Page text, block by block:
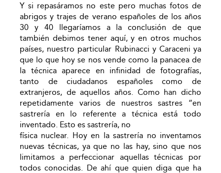
Y si repasáramos no este pero muchas fotos de
abrigos y trajes de verano españoles de los años
30 y 40 llegaríamos a la conclusión de que
también debimos tener aquí, y en otros muchos
países, nuestro particular Rubinacci y Caraceni ya
que lo que hoy se nos vende como la panacea de
la técnica aparece en infinidad de fotografías,
tanto de ciudadanos españoles como de
extranjeros, de aquellos años. Como han dicho
repetidamente varios de nuestros sastres “en
sastrería en lo referente a técnica está todo
inventado. Esto es sastrería, no
física nuclear. Hoy en la sastrería no inventamos
nuevas técnicas, ya que no las hay, sino que nos
limitamos a perfeccionar aquellas técnicas por
todos conocidas. De ahí que quien diga que ha